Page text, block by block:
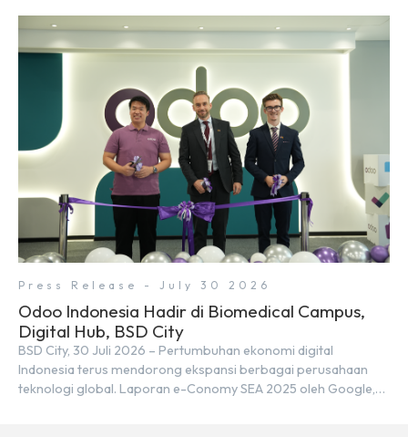
tenaga digital baru setiap tahunnya untuk mendukung
percepatan transformasi digital di berbagai sektor strategis.
Kebutuhan tersebut menjadikan pengembangan sumber daya
Press Release - July 30 2026
Odoo Indonesia Hadir di Biomedical Campus,
Digital Hub, BSD City
BSD City, 30 Juli 2026 – Pertumbuhan ekonomi digital
Indonesia terus mendorong ekspansi berbagai perusahaan
teknologi global. Laporan e-Conomy SEA 2025 oleh Google,